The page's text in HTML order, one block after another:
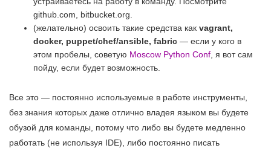
github.com, bitbucket.org.
(желательно) освоить такие средства как vagrant,
docker, puppet/chef/ansible, fabric — если у кого в
этом пробелы, советую Moscow Python Conf , я вот сам
пойду, если будет возможность.
Все это — постоянно используемые в работе инструменты,
без знания которых даже отлично владея языком вы будете
обузой для команды, потому что либо вы будете медленно
работать (не используя IDE), либо постоянно писать